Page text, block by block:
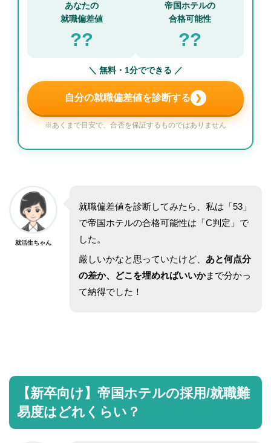
あなたの
就職偏差値
??
帝国ホテルの
合格可能性
??
＼ 無料・1分でできる ／
自分の就職偏差値を診断する ❯
※あくまで目安で、合否を保証するものではありません
就活生ちゃん
就職偏差値を診断してみたら、私は「53」
で帝国ホテルの合格可能性は「C判定」で
した。
厳しいかなと思っていたけど、 あと何点分
の差か、どこを埋めればいいかまで分かっ
て納得でした！
【新卒向け】帝国ホテルの採用/就職難
易度はどれくらい？